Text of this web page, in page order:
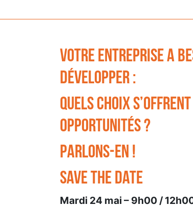
Votre entreprise a
développer :
Quels choix
opportunités ?
Parlons-en !
Save the date
Mardi 24 mai – 9h00 /